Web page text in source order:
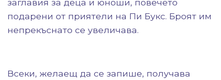
заглавия за деца и юноши, повечето
подарени от приятели на Пи Букс. Броят им
непрекъснато се увеличава.
Всеки, желаещ да се запише, получава